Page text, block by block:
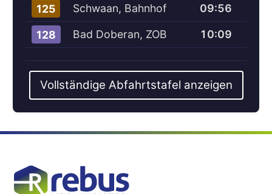
125 Schwaan, Bahnhof 09:56
128 Bad Doberan, ZOB 10:09
Vollständige Abfahrtstafel anzeigen